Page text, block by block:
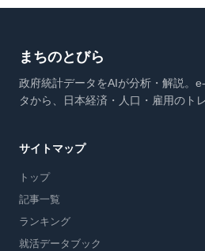
まちのとびら
政府統計データをAIが分析・解説。
タから、日本経済・人口・雇用のト
サイトマップ
トップ
記事一覧
ランキング
就活データブック